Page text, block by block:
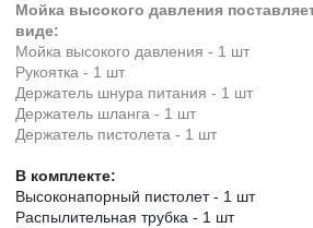
Мойка высокого давления
виде:
Мойка высокого давления - 1 шт
Рукоятка - 1 шт
Держатель шнура питания - 1 шт
Держатель шланга - 1 шт
Держатель пистолета - 1 шт
В комплекте:
Высоконапорный пистолет - 1 шт
Распылительная трубка - 1 шт